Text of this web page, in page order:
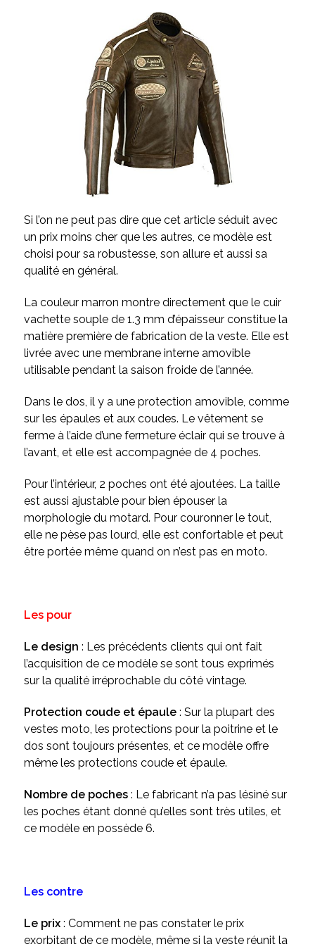
Si l’on ne peut pas dire que cet article séduit avec
un prix moins cher que les autres, ce modèle est
choisi pour sa robustesse, son allure et aussi sa
qualité en général.
La couleur marron montre directement que le cuir
vachette souple de 1.3 mm d’épaisseur constitue la
matière première de fabrication de la veste. Elle est
livrée avec une membrane interne amovible
utilisable pendant la saison froide de l’année.
Dans le dos, il y a une protection amovible, comme
sur les épaules et aux coudes. Le vêtement se
ferme à l’aide d’une fermeture éclair qui se trouve à
l’avant, et elle est accompagnée de 4 poches.
Pour l’intérieur, 2 poches ont été ajoutées. La taille
est aussi ajustable pour bien épouser la
morphologie du motard. Pour couronner le tout,
elle ne pèse pas lourd, elle est confortable et peut
être portée même quand on n’est pas en moto.
Les pour
Le design : Les précédents clients qui ont fait
l’acquisition de ce modèle se sont tous exprimés
sur la qualité irréprochable du côté vintage.
Protection coude et épaule: Sur la plupart des
vestes moto, les protections pour la poitrine et le
dos sont toujours présentes, et ce modèle offre
même les protections coude et épaule.
Nombre de poches: Le fabricant n’a pas lésiné sur
les poches étant donné qu’elles sont très utiles, et
ce modèle en possède 6.
Les contre
Le prix: Comment ne pas constater le prix
exorbitant de ce modèle, même si la veste réunit la